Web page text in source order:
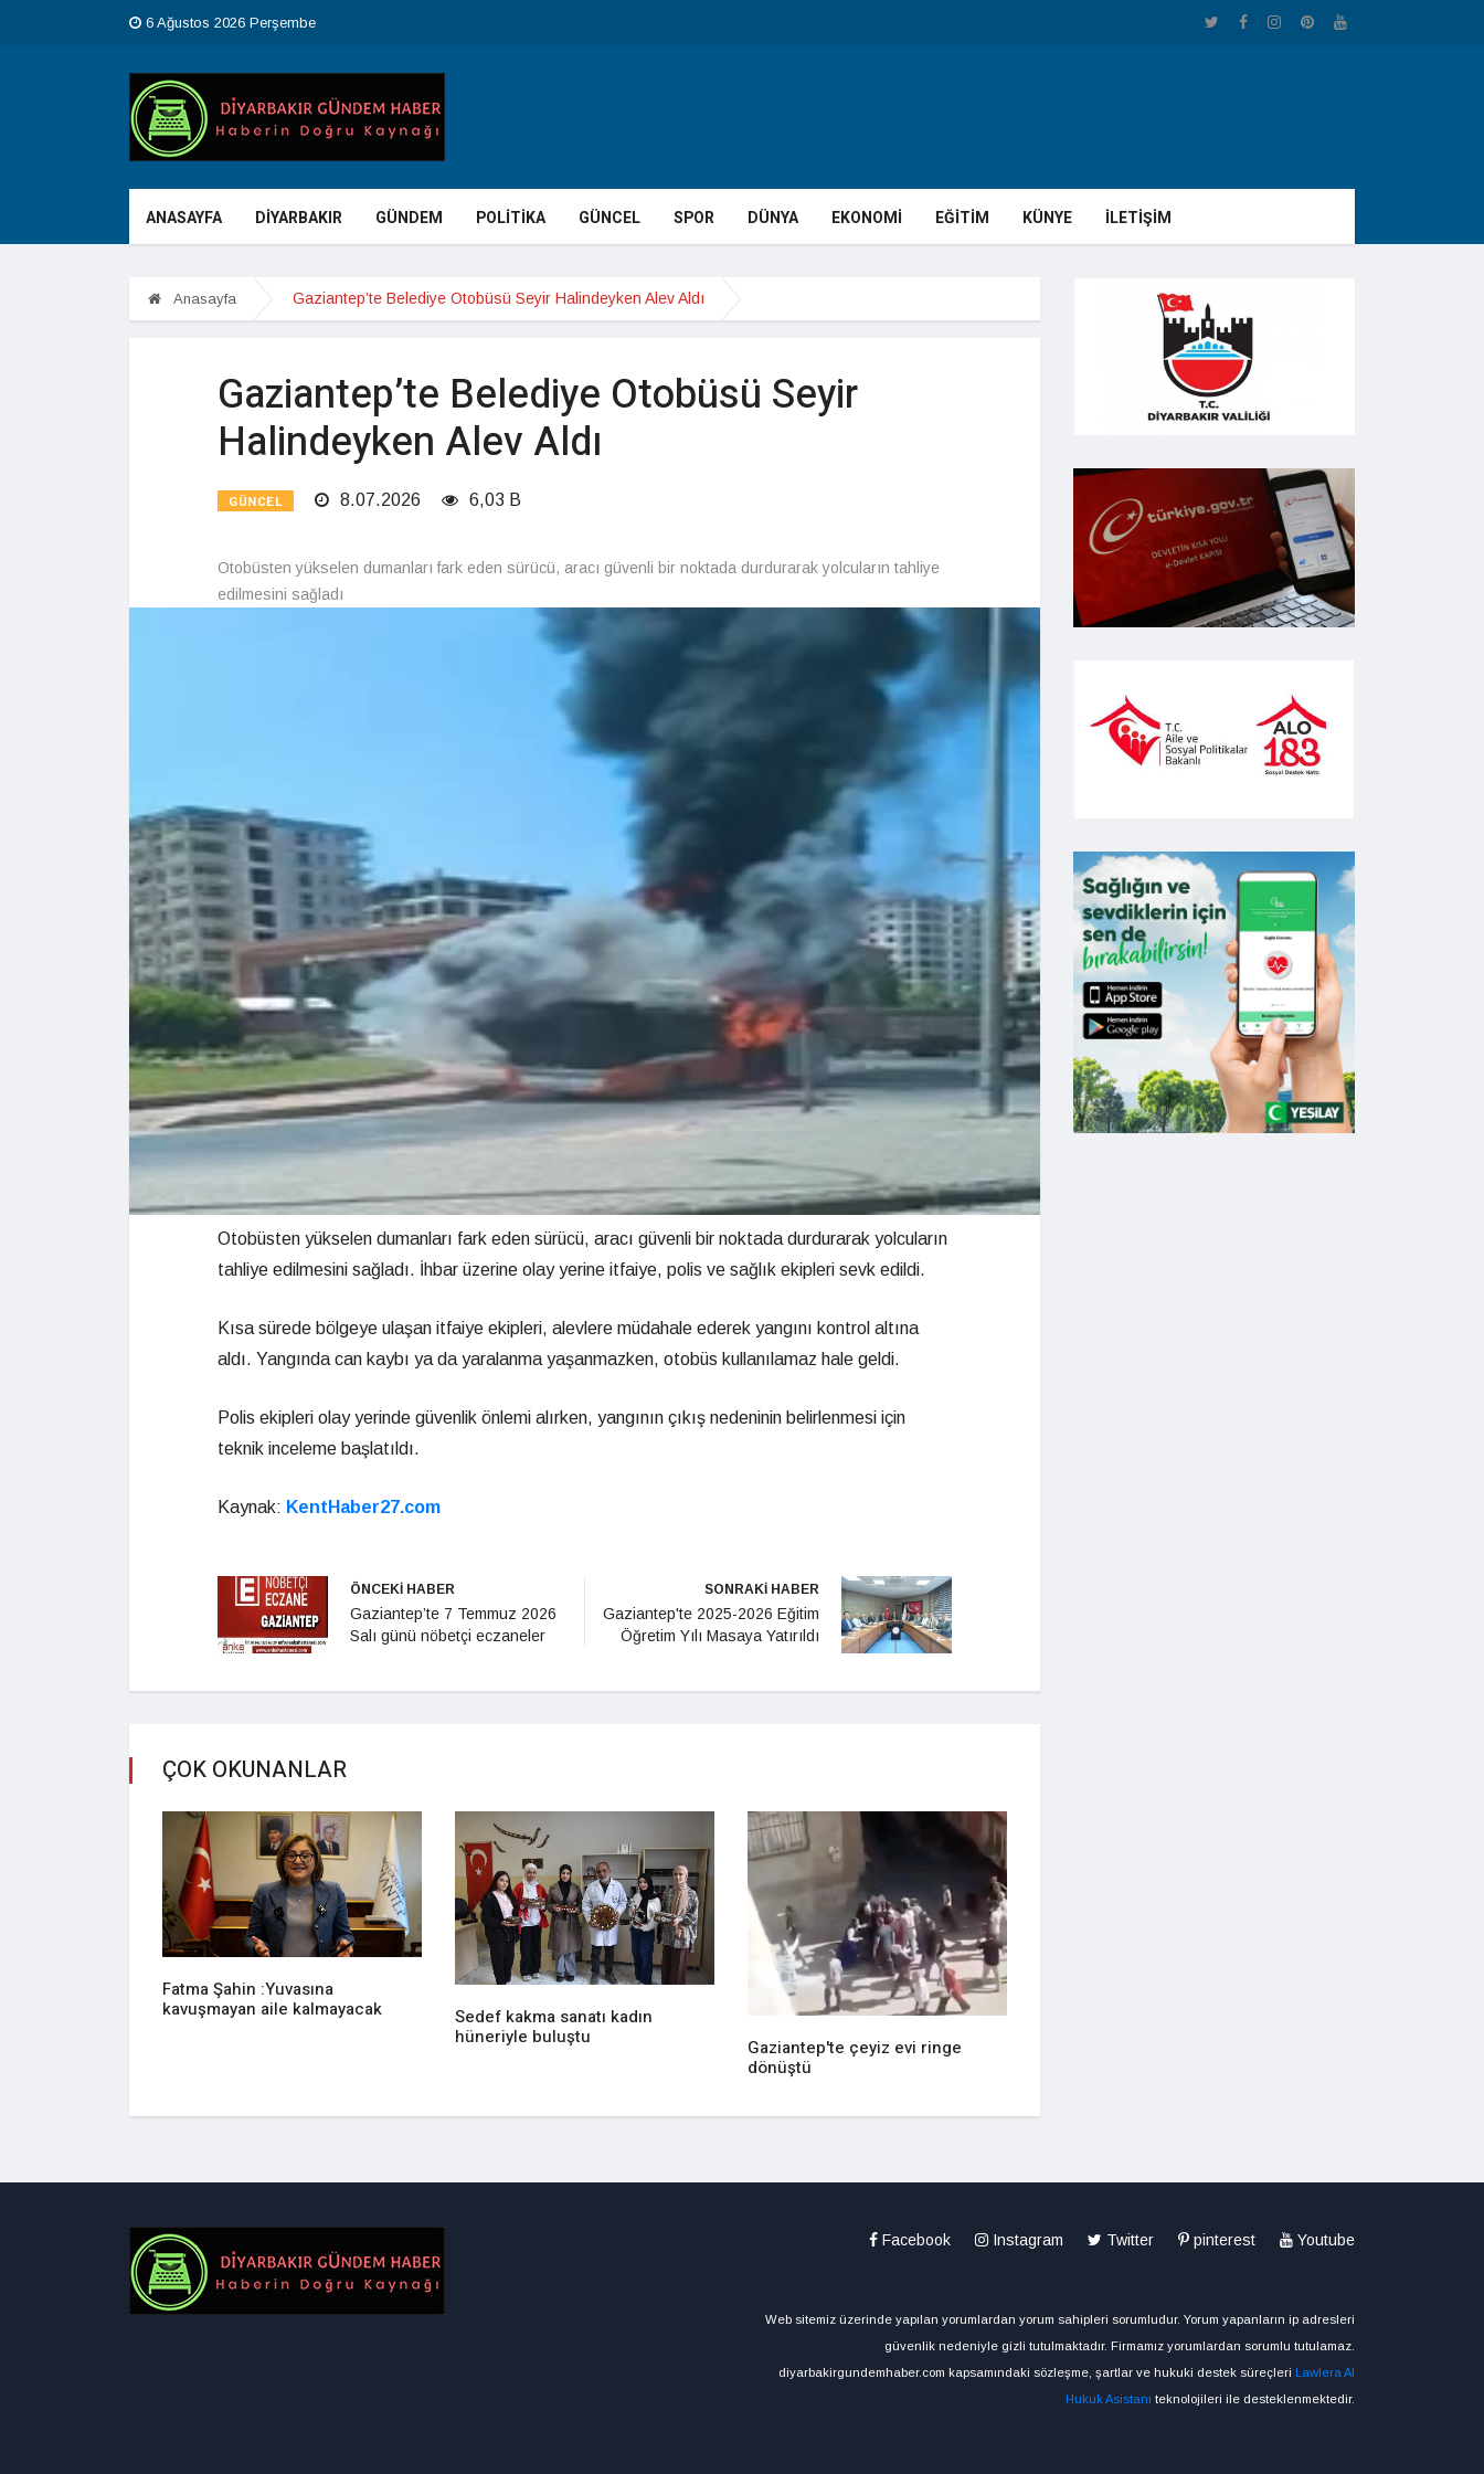
6 Ağustos 2026 Perşembe
ANASAYFA DİYARBAKIR GÜNDEM POLİTİKA GÜNCEL SPOR DÜNYA EKONOMİ EĞİTİM KÜNYE İLETİŞİM
Anasayfa Gaziantep’te Belediye Otobüsü Seyir Halindeyken Alev Aldı
Gaziantep’te Belediye Otobüsü Seyir
Halindeyken Alev Aldı
GÜNCEL 8.07.2026 6,03 B
Otobüsten yükselen dumanları fark eden sürücü, aracı güvenli bir noktada durdurarak yolcuların tahliye
edilmesini sağladı
Otobüsten yükselen dumanları fark eden sürücü, aracı güvenli bir noktada durdurarak yolcuların
tahliye edilmesini sağladı. İhbar üzerine olay yerine itfaiye, polis ve sağlık ekipleri sevk edildi.
Kısa sürede bölgeye ulaşan itfaiye ekipleri, alevlere müdahale ederek yangını kontrol altına
aldı. Yangında can kaybı ya da yaralanma yaşanmazken, otobüs kullanılamaz hale geldi.
Polis ekipleri olay yerinde güvenlik önlemi alırken, yangının çıkış nedeninin belirlenmesi için
teknik inceleme başlatıldı.
Kaynak: KentHaber27.com
ÖNCEKİ HABER
Gaziantep’te 7 Temmuz 2026
Salı günü nöbetçi eczaneler
SONRAKİ HABER
Gaziantep'te 2025-2026 Eğitim
Öğretim Yılı Masaya Yatırıldı
ÇOK OKUNANLAR
Fatma Şahin :Yuvasına
kavuşmayan aile kalmayacak
Sedef kakma sanatı kadın
hüneriyle buluştu
Gaziantep'te çeyiz evi ringe
dönüştü
Facebook Instagram Twitter pinterest Youtube
Web sitemiz üzerinde yapılan yorumlardan yorum sahipleri sorumludur. Yorum yapanların ip adresleri
güvenlik nedeniyle gizli tutulmaktadır. Firmamız yorumlardan sorumlu tutulamaz.
diyarbakirgundemhaber.com kapsamındaki sözleşme, şartlar ve hukuki destek süreçleri Lawlera AI
Hukuk Asistanı teknolojileri ile desteklenmektedir.